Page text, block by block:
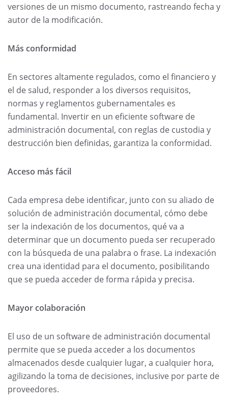
versiones de un mismo documento, rastreando fecha y
autor de la modificación.
Más conformidad
En sectores altamente regulados, como el financiero y
el de salud, responder a los diversos requisitos,
normas y reglamentos gubernamentales es
fundamental. Invertir en un eficiente software de
administración documental, con reglas de custodia y
destrucción bien definidas, garantiza la conformidad.
Acceso más fácil
Cada empresa debe identificar, junto con su aliado de
solución de administración documental, cómo debe
ser la indexación de los documentos, qué va a
determinar que un documento pueda ser recuperado
con la búsqueda de una palabra o frase. La indexación
crea una identidad para el documento, posibilitando
que se pueda acceder de forma rápida y precisa.
Mayor colaboración
El uso de un software de administración documental
permite que se pueda acceder a los documentos
almacenados desde cualquier lugar, a cualquier hora,
agilizando la toma de decisiones, inclusive por parte de
proveedores.